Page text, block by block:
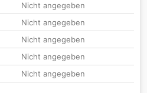
Nicht angegeben
Nicht angegeben
Nicht angegeben
Nicht angegeben
Nicht angegeben